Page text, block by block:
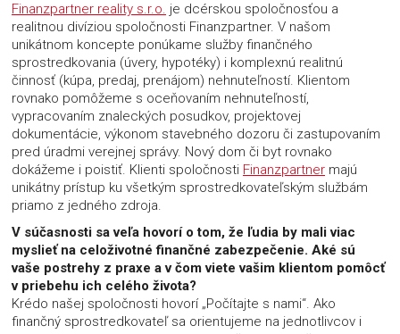
Finanzpartner reality s.r.o. je dcérskou spoločnosťou a
realitnou divíziou spoločnosti Finanzpartner. V našom
unikátnom koncepte ponúkame služby finančného
sprostredkovania (úvery, hypotéky) i komplexnú realitnú
činnosť (kúpa, predaj, prenájom) nehnuteľností. Klientom
rovnako pomôžeme s oceňovaním nehnuteľností,
vypracovaním znaleckých posudkov, projektovej
dokumentácie, výkonom stavebného dozoru či zastupovaním
pred úradmi verejnej správy. Nový dom či byt rovnako
dokážeme i poistiť. Klienti spoločnosti Finanzpartner majú
unikátny prístup ku všetkým sprostredkovateľským službám
priamo z jedného zdroja.
V súčasnosti sa veľa hovorí o tom, že ľudia by mali viac
myslieť na celoživotné finančné zabezpečenie. Aké sú
vaše postrehy z praxe a v čom viete vašim klientom pomôcť
v priebehu ich celého života?
Krédo našej spoločnosti hovorí „Počítajte s nami“. Ako
finančný sprostredkovateľ sa orientujeme na jednotlivcov i